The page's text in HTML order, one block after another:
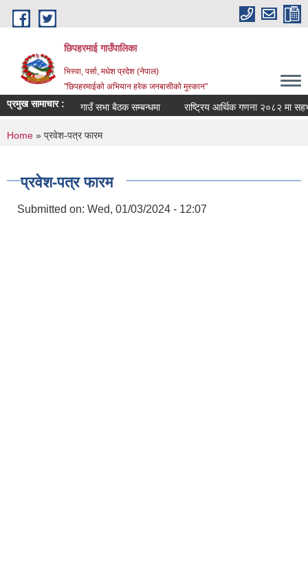
Skip to main content
छिपहरमाई गाउँपालिका
भिस्वा, पर्सा, मधेश प्रदेश (नेपाल)
"छिपहरमाईको अभियान हरेक जनबासीको मुस्कान"
प्रमुख सामाचार : गाउँ सभा बैठक सम्बन्धमा राष्ट्रिय आर्थिक गणना २०८२ मा
You are here
Home » प्रवेश-पत्र फारम
प्रवेश-पत्र फारम
Submitted on: Wed, 01/03/2024 - 12:07